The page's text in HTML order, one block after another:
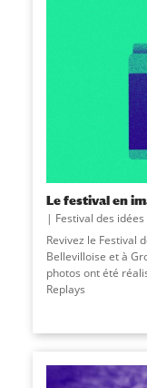
Le festival en
Festival des idées
Revivez le Festival
Bellevilloise et à
photos ont été
Replays